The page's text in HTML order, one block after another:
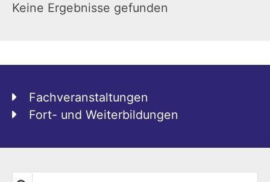
Keine Ergebnisse gefunden
Fachveranstaltungen
Fort- und Weiterbildungen